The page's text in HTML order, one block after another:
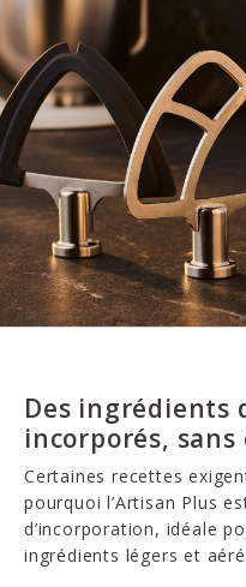
Des ingrédients
incorporés, sans
Certaines recettes
pourquoi l’Artisan Plus
d’incorporation, idéale
ingrédients légers et